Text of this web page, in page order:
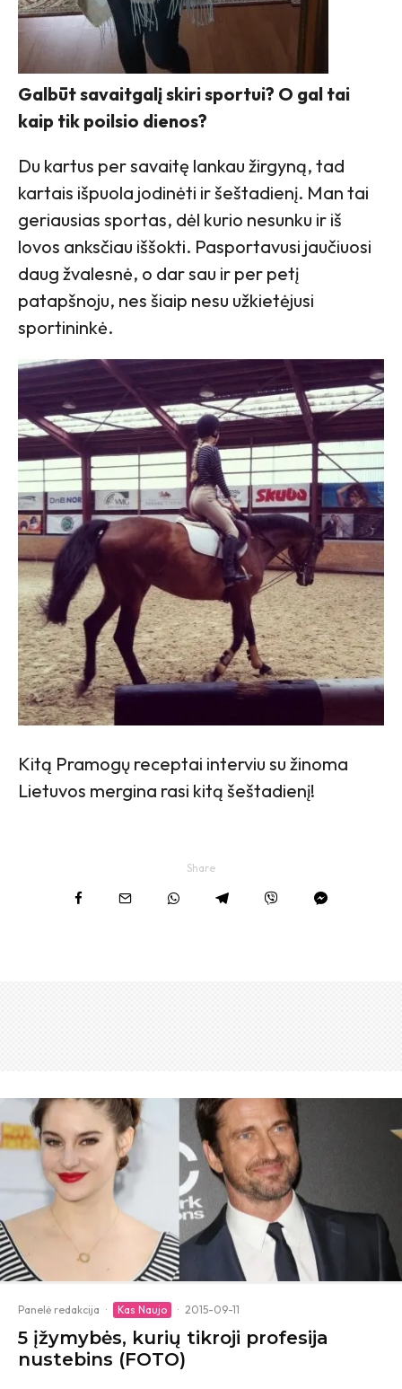
Galbūt savaitgalį skiri sportui? O gal tai
kaip tik poilsio dienos?
Du kartus per savaitę lankau žirgyną, tad
kartais išpuola jodinėti ir šeštadienį. Man tai
geriausias sportas, dėl kurio nesunku ir iš
lovos anksčiau iššokti. Pasportavusi jaučiuosi
daug žvalesnė, o dar sau ir per petį
patapšnoju, nes šiaip nesu užkietėjusi
sportininkė.
Kitą Pramogų receptai interviu su žinoma
Lietuvos mergina rasi kitą šeštadienį!
Share
Panelė redakcija · Kas Naujo · 2015-09-11
5 įžymybės, kurių tikroji profesija
nustebins (FOTO)